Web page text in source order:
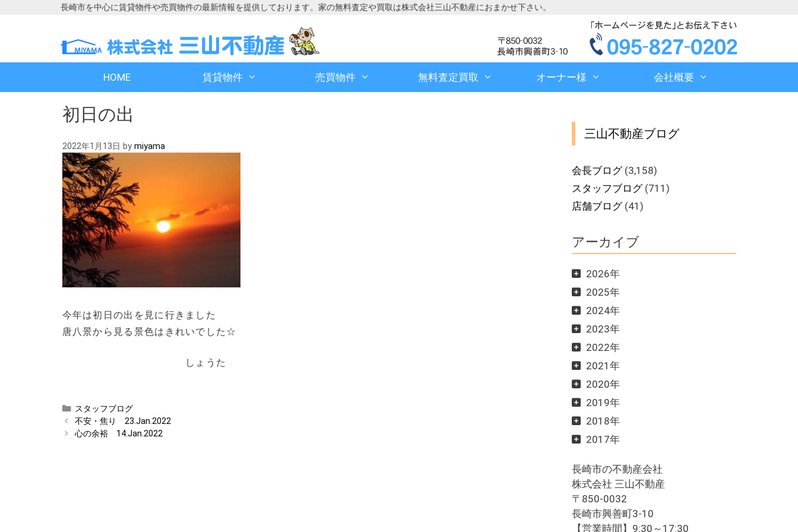
長崎市を中心に賃貸物件や売買物件の最新情報を提供しております。家の無料査定や買取は株式会社三山不動産におまかせ下さい。
ン
へ
ン
へ
HOME 賃貸物件 売買物件 無料査定買取 オーナー様 会社概要
初日の出
2022年1月13日 by miyama
今年は初日の出を見に行きました
唐八景から見る景色はきれいでした☆
しょうた
カ
テ
ゴ
スタッフブログ
不安・焦り 23.Jan.2022
心の余裕 14.Jan.2022
三山不動産ブログ
会長ブログ(3,158)
スタッフブログ(711)
店舗ブログ(41)
アーカイブ
2026年
2025年
2024年
2023年
2022年
2021年
2020年
2019年
2018年
2017年
長崎市の不動産会社
株式会社 三山不動産
〒850-0032
長崎市興善町3-10
【営業時間】9:30～17:30